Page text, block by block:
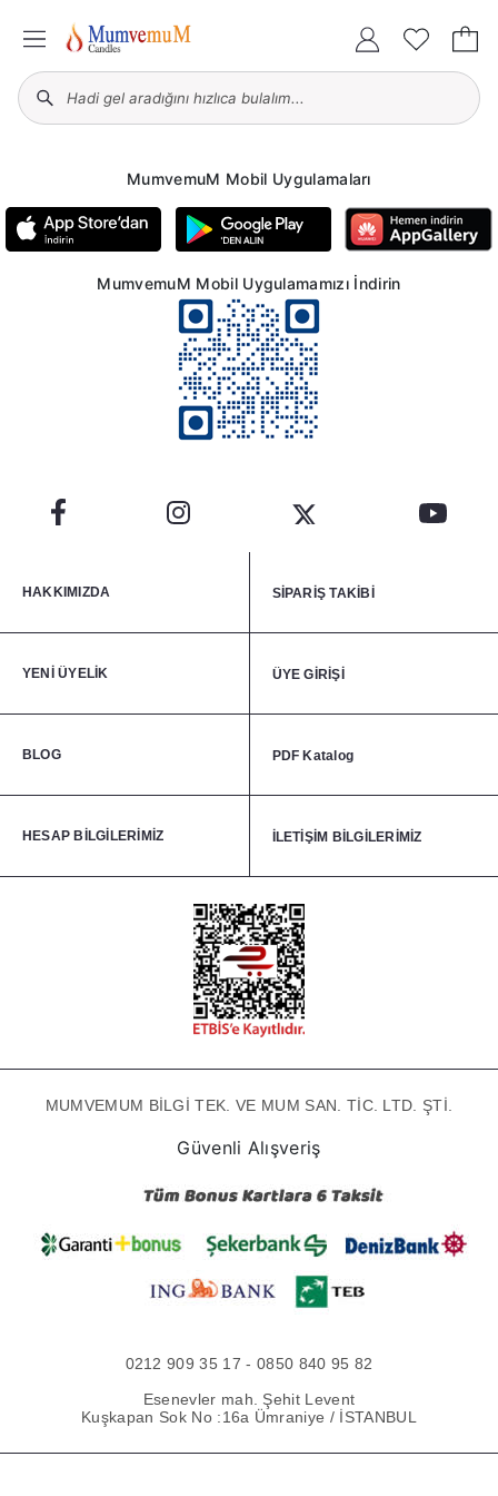
MumvemuM Mobil Uygulamaları
MumvemuM Mobil Uygulamamızı İndirin
HAKKIMIZDA SİPARİŞ TAKİBİ
YENİ ÜYELİK ÜYE GİRİŞİ
BLOG PDF Katalog
HESAP BİLGİLERİMİZ İLETİŞİM BİLGİLERİMİZ
MUMVEMUM BİLGİ TEK. VE MUM SAN. TİC. LTD. ŞTİ.
Güvenli Alışveriş
0212 909 35 17 - 0850 840 95 82
Esenevler mah. Şehit Levent
Kuşkapan Sok No :16a Ümraniye / İSTANBUL